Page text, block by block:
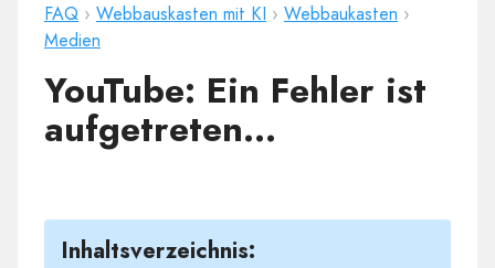
FAQ › Webbauskasten mit KI › Webbaukasten ›
Medien
YouTube: Ein Fehler ist
aufgetreten...
Inhaltsverzeichnis: